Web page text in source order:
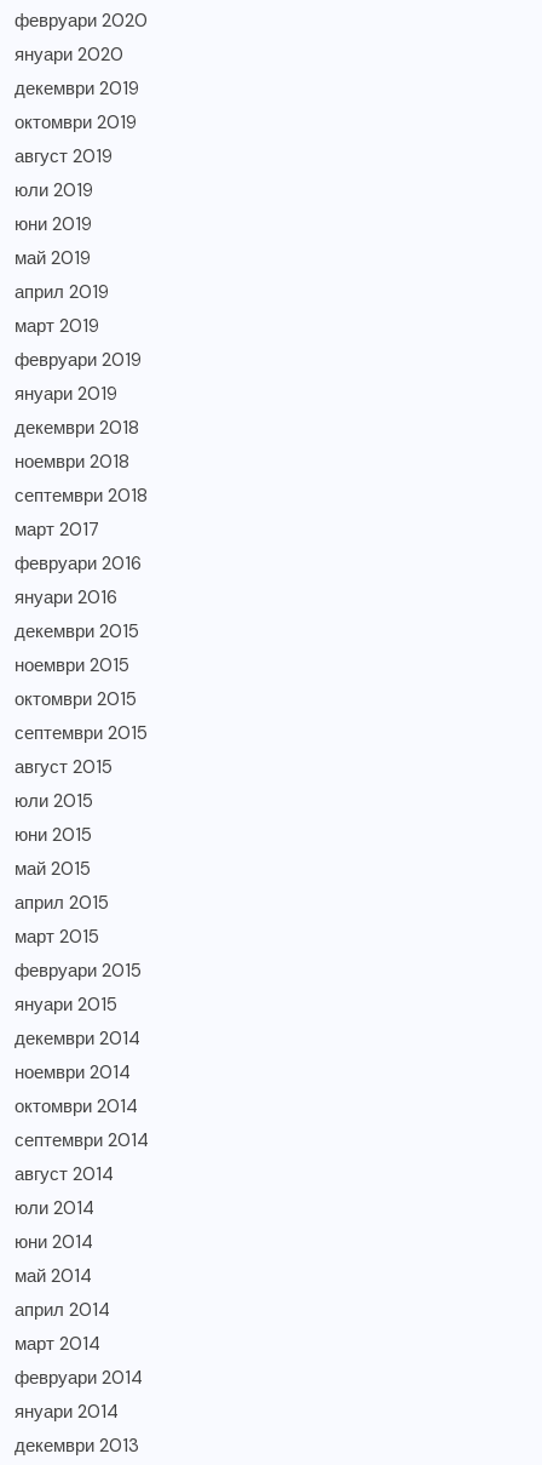
февруари 2020
януари 2020
декември 2019
октомври 2019
август 2019
юли 2019
юни 2019
май 2019
април 2019
март 2019
февруари 2019
януари 2019
декември 2018
ноември 2018
септември 2018
март 2017
февруари 2016
януари 2016
декември 2015
ноември 2015
октомври 2015
септември 2015
август 2015
юли 2015
юни 2015
май 2015
април 2015
март 2015
февруари 2015
януари 2015
декември 2014
ноември 2014
октомври 2014
септември 2014
август 2014
юли 2014
юни 2014
май 2014
април 2014
март 2014
февруари 2014
януари 2014
декември 2013